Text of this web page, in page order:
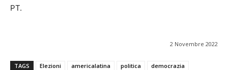
PT.
2 Novembre 2022
TAGS Elezioni americalatina politica
democrazia